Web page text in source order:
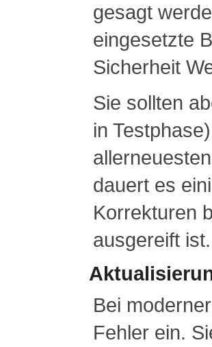
gesagt
eingesetzte
Sicherheit
Sie sollten
in
dauert es
Korrekturen
ausgereift ist.
Bei
Fehler ein.